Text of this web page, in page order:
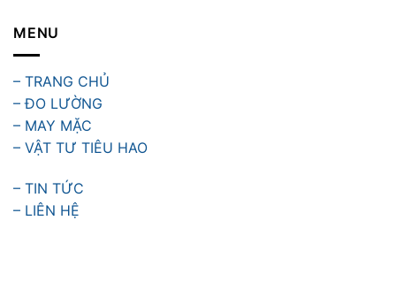
MENU
– TRANG CHỦ
– ĐO LƯỜNG
– MAY MẶC
– VẬT TƯ TIÊU HAO
– TIN TỨC
– LIÊN HỆ